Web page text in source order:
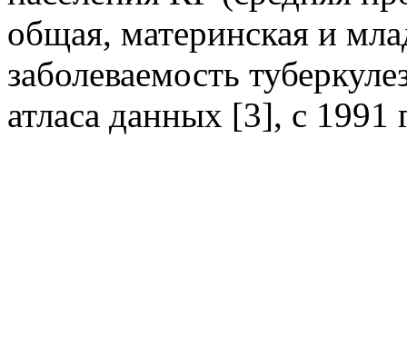
общая, материнская и
заболеваемость
атласа данных [3], с 1991